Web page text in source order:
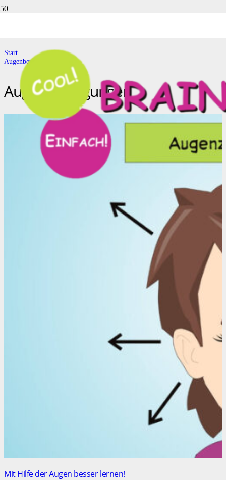
Start
Augenbewegungen
Augenbewegungen
Mit Hilfe der Augen besser lernen!